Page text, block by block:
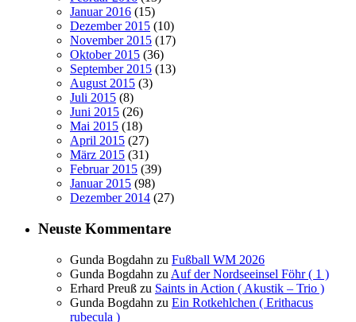
Januar 2016 (15)
Dezember 2015 (10)
November 2015 (17)
Oktober 2015 (36)
September 2015 (13)
August 2015 (3)
Juli 2015 (8)
Juni 2015 (26)
Mai 2015 (18)
April 2015 (27)
März 2015 (31)
Februar 2015 (39)
Januar 2015 (98)
Dezember 2014 (27)
Neuste Kommentare
Gunda Bogdahn zu Fußball WM 2026
Gunda Bogdahn zu Auf der Nordseeinsel Föhr ( 1 )
Erhard Preuß zu Saints in Action ( Akustik – Trio )
Gunda Bogdahn zu Ein Rotkehlchen ( Erithacus
rubecula )